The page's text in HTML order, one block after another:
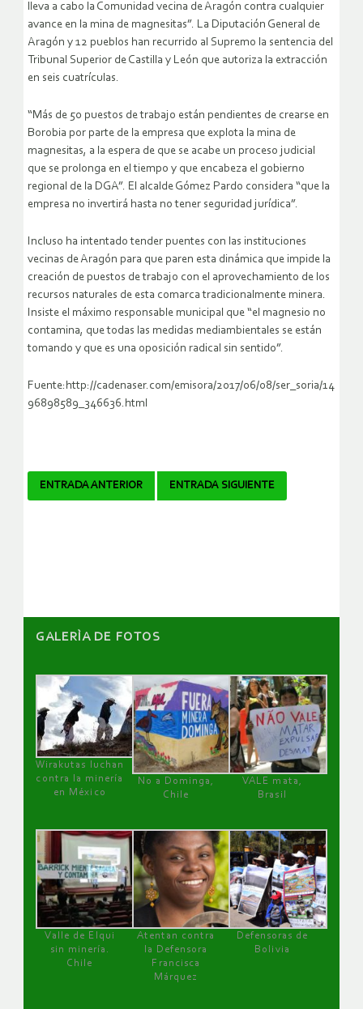
lleva a cabo la Comunidad vecina de Aragón contra cualquier
avance en la mina de magnesitas”. La Diputación General de
Aragón y 12 pueblos han recurrido al Supremo la sentencia del
Tribunal Superior de Castilla y León que autoriza la extracción
en seis cuatrículas.
“Más de 50 puestos de trabajo están pendientes de crearse en
Borobia por parte de la empresa que explota la mina de
magnesitas, a la espera de que se acabe un proceso judicial
que se prolonga en el tiempo y que encabeza el gobierno
regional de la DGA”. El alcalde Gómez Pardo considera “que la
empresa no invertirá hasta no tener seguridad jurídica”.
Incluso ha intentado tender puentes con las instituciones
vecinas de Aragón para que paren esta dinámica que impide la
creación de puestos de trabajo con el aprovechamiento de los
recursos naturales de esta comarca tradicionalmente minera.
Insiste el máximo responsable municipal que “el magnesio no
contamina, que todas las medidas mediambientales se están
tomando y que es una oposición radical sin sentido”.
Fuente:http://cadenaser.com/emisora/2017/06/08/ser_soria/14
96898589_346636.html
Navegador
ENTRADA ANTERIOR ENTRADA SIGUIENTE
GALERÌA DE FOTOS
Wirakutas luchan
contra la minería
en México
No a Dominga,
Chile
VALE mata,
Brasil
Valle de Elqui
sin minería.
Chile
Atentan contra
la Defensora
Francisca
Márquez
Defensoras de
Bolivia